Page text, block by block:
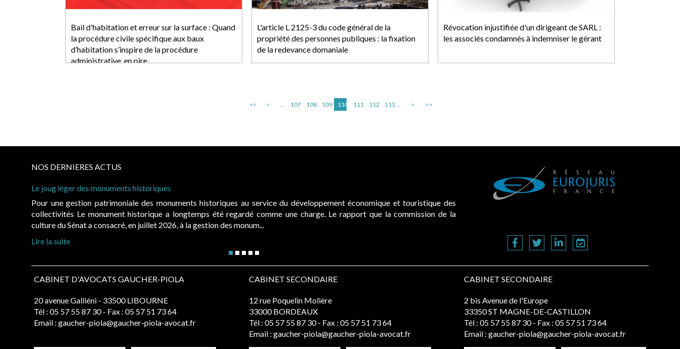
Bail d'habitation et erreur sur la surface : Quand
la procédure civile spécifique aux baux
d’habitation s’inspire de la procédure
administrative, en pire
L'article L 2125-3 du code général de la
propriété des personnes publiques : la fixation
de la redevance domaniale
Révocation injustifiée d'un dirigeant de SARL :
les associés condamnés à indemniser le gérant
<< < ... 107 108 109 110 111 112 113... > >>
NOS DERNIERES ACTUS
Le joug léger des monuments historiques
Pour une gestion patrimoniale des monuments historiques au service du développement économique et touristique des
collectivités Le monument historique a longtemps été regardé comme une charge. Le rapport que la commission de la
culture du Sénat a consacré, en juillet 2026, à la gestion des monum...
Lire la suite
CABINET D'AVOCATS GAUCHER-PIOLA
20 avenue Galliéni - 33500 LIBOURNE
Tél : 05 57 55 87 30 - Fax : 05 57 51 73 64
Email : gaucher-piola@gaucher-piola-avocat.fr
CABINET SECONDAIRE
12 rue Poquelin Molière
33000 BORDEAUX
Tél : 05 57 55 87 30 - Fax : 05 57 51 73 64
Email : gaucher-piola@gaucher-piola-avocat.fr
CABINET SECONDAIRE
2 bis Avenue de l'Europe
33350 ST MAGNE-DE-CASTILLON
Tél : 05 57 55 87 30 - Fax : 05 57 51 73 64
Email : gaucher-piola@gaucher-piola-avocat.fr